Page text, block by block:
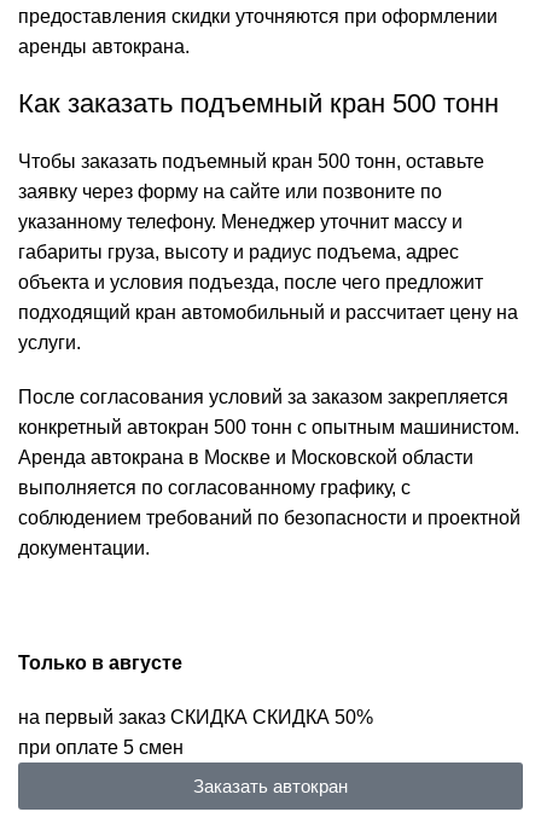
предоставления скидки уточняются при оформлении
аренды автокрана.
Как заказать подъемный кран 500 тонн
Чтобы заказать подъемный кран 500 тонн, оставьте
заявку через форму на сайте или позвоните по
указанному телефону. Менеджер уточнит массу и
габариты груза, высоту и радиус подъема, адрес
объекта и условия подъезда, после чего предложит
подходящий кран автомобильный и рассчитает цену на
услуги.
После согласования условий за заказом закрепляется
конкретный автокран 500 тонн с опытным машинистом.
Аренда автокрана в Москве и Московской области
выполняется по согласованному графику, с
соблюдением требований по безопасности и проектной
документации.
Только в августе
на первый заказ СКИДКА СКИДКА 50%
при оплате 5 смен
Заказать автокран